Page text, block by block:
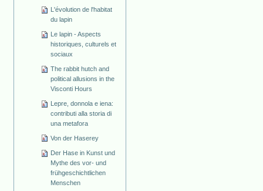
L'évolution de l'habitat
du lapin
Le lapin - Aspects
historiques, culturels et
sociaux
The rabbit hutch and
political allusions in the
Visconti Hours
Lepre, donnola e iena:
contributi alla storia di
una metafora
Von der Haserey
Der Hase in Kunst und
Mythe des vor- und
frühgeschichtlichen
Menschen